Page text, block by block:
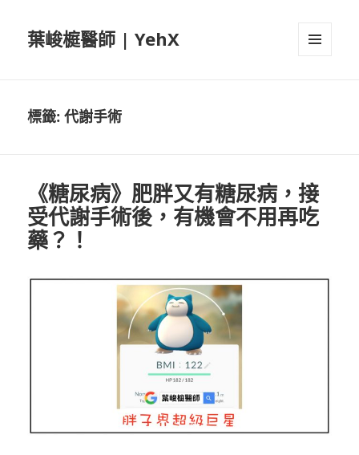
葉峻榳醫師 | YehX
標籤:代謝手術
《糖尿病》肥胖又有糖尿病，接
受代謝手術後，有機會不用再吃
藥？！